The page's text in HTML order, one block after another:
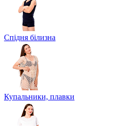
Спідня білизна
Купальники, плавки